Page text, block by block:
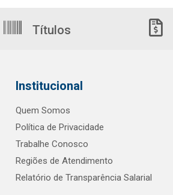
Títulos
Institucional
Quem Somos
Política de Privacidade
Trabalhe Conosco
Regiões de Atendimento
Relatório de Transparência Salarial